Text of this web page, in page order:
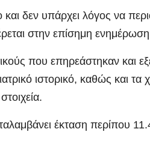
και δεν υπάρχει λόγος να
στην επίσημη
που επηρεάστηκαν και
ιστορικό, καθώς και τα
έκταση περίπου